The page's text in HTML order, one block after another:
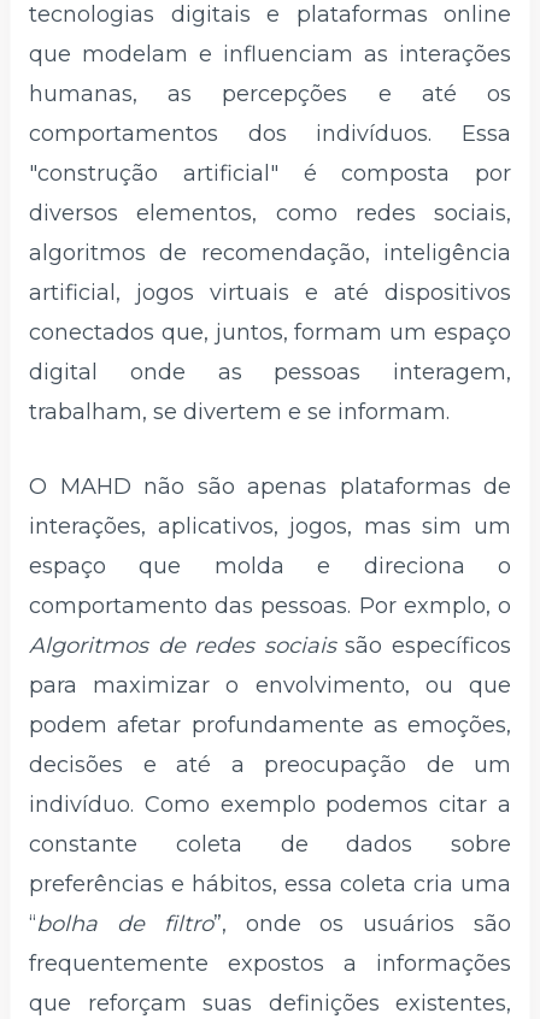
tecnologias digitais e plataformas online
que modelam e influenciam as interações
humanas, as percepções e até os
comportamentos dos indivíduos. Essa
"construção artificial" é composta por
diversos elementos, como redes sociais,
algoritmos de recomendação, inteligência
artificial, jogos virtuais e até dispositivos
conectados que, juntos, formam um espaço
digital onde as pessoas interagem,
trabalham, se divertem e se informam.
O MAHD não são apenas plataformas de
interações, aplicativos, jogos, mas sim um
espaço que molda e direciona o
comportamento das pessoas. Por exmplo, o
Algoritmos de redes sociaissão específicos
para maximizar o envolvimento, ou que
podem afetar profundamente as emoções,
decisões e até a preocupação de um
indivíduo. Como exemplo podemos citar a
constante coleta de dados sobre
preferências e hábitos, essa coleta cria uma
“bolha de filtro”, onde os usuários são
frequentemente expostos a informações
que reforçam suas definições existentes,